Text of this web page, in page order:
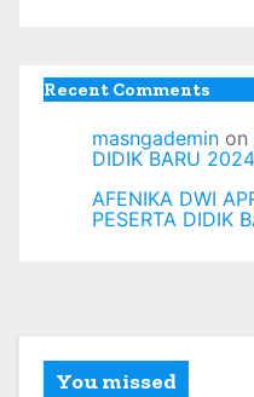
Recent Comments
masngademin on
DIDIK BARU 2024
AFENIKA DWI
PESERTA DIDIK
You missed